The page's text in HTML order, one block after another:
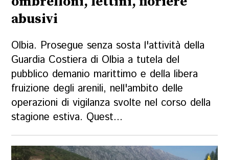
abusivi
Olbia. Prosegue senza sosta l'attività della
Guardia Costiera di Olbia a tutela del
pubblico demanio marittimo e della libera
fruizione degli arenili, nell'ambito delle
operazioni di vigilanza svolte nel corso della
stagione estiva. Quest...